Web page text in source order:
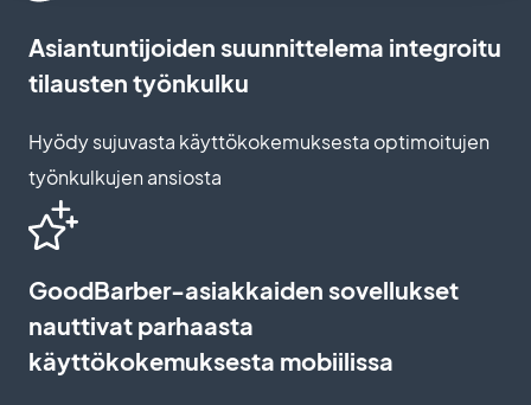
Asiantuntijoiden suunnittelema integroitu
tilausten työnkulku
Hyödy sujuvasta käyttökokemuksesta optimoitujen
työnkulkujen ansiosta
GoodBarber-asiakkaiden sovellukset
nauttivat parhaasta
käyttökokemuksesta mobiilissa